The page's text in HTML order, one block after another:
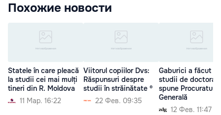
Похожие новости
Statele în care pleacă
la studii cei mai mulți
tineri din R. Moldova
11 Мар. 16:22
Viitorul copiilor Dvs:
Răspunsuri despre
studii în străinătate ®
22 Фев. 09:35
Gaburici a făcut și
studii de doctorat.
spune Procuratura
Generală
12 Фев. 11:47